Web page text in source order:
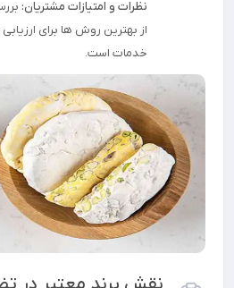
نظرات و امتیازات مشتریان:
از بهترین روش ها برای
خدمات است.